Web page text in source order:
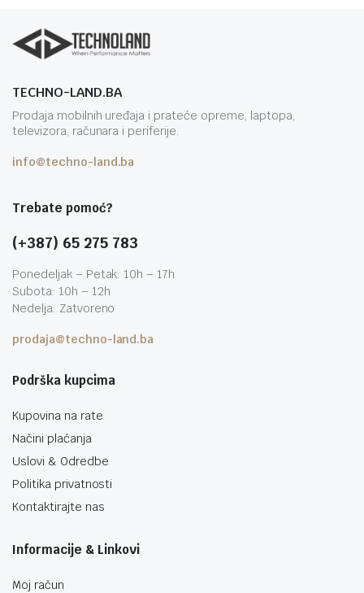
TECHNO-LAND.BA
Prodaja mobilnih uređaja i prateće opreme, laptopa,
televizora, računara i periferije.
info@techno-land.ba
Trebate pomoć?
(+387) 65 275 783
Ponedeljak – Petak: 10h – 17h
Subota: 10h – 12h
Nedelja: Zatvoreno
prodaja@techno-land.ba
Podrška kupcima
Kupovina na rate
Načini plaćanja
Uslovi & Odredbe
Politika privatnosti
Kontaktirajte nas
Informacije & Linkovi
Moj račun